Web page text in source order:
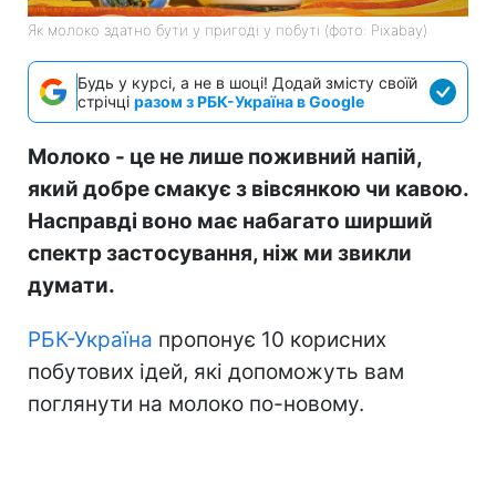
Як молоко здатно бути у пригоді у побуті (фото: Pixabay)
Будь у курсі, а не в шоці! Додай змісту своїй
стрічці разом з РБК-Україна в Google
Молоко - це не лише поживний напій,
який добре смакує з вівсянкою чи кавою.
Насправді воно має набагато ширший
спектр застосування, ніж ми звикли
думати.
РБК-Україна пропонує 10 корисних
побутових ідей, які допоможуть вам
поглянути на молоко по-новому.